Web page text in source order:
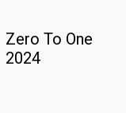
Zero To One
2024